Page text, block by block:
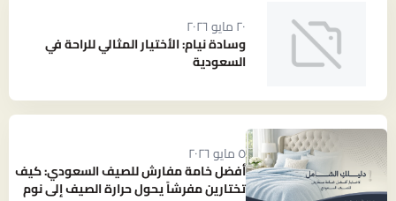
٢٠ مايو ٢٠٢٦
وسادة نيام: الأختيار المثالي للراحة في
السعودية
٥ مايو ٢٠٢٦
أفضل خامة مفارش للصيف السعودي: كيف
تختارين مفرشاً يحول حرارة الصيف إلى نوم